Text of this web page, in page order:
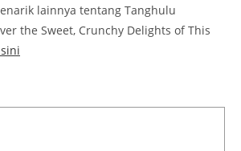
lainnya tentang Tanghulu
the Sweet, Crunchy Delights of This